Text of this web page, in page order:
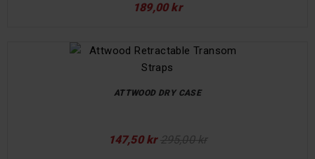
189,00 kr
ATTWOOD DRY CASE
147,50 kr 295,00 kr